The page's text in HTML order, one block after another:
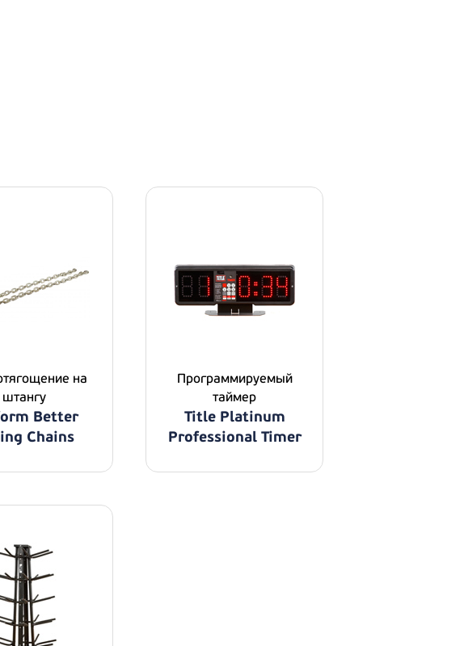
на
штангу
Better
Chains
Программируемый
таймер
Title Platinum
Professional Timer